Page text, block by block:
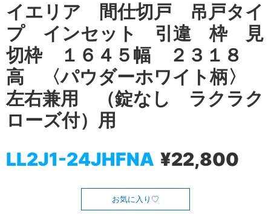
イエリア 間仕切戸 吊戸タイ
プ インセット 引違 枠 見
切枠 １６４５幅 ２３１８
高 〈パウダーホワイト柄〉
左右兼用 （錠なし ラクラク
ローズ付）用
LL2J1-24JHFNA ¥22,800
お気に入り